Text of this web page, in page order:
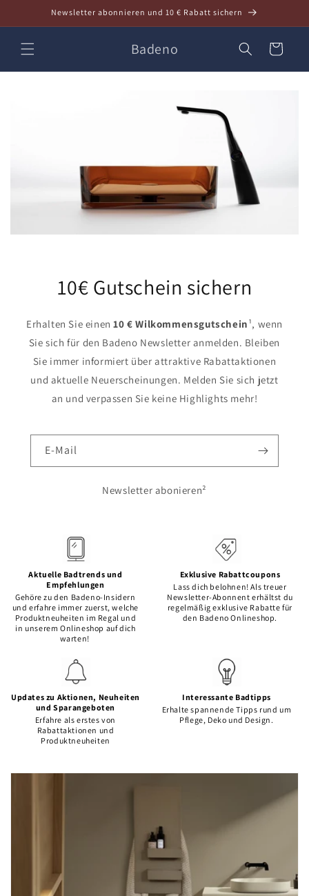
Inhalt
Newsletter abonnieren und 10 € Rabatt sichern
Badeno Warenkorb
10€ Gutschein sichern
Erhalten Sie einen10 € Wilkommensgutschein¹, wenn
Sie sich für den Badeno Newsletter anmelden. Bleiben
Sie immer informiert über attraktive Rabattaktionen
und aktuelle Neuerscheinungen. Melden Sie sich jetzt
an und verpassen Sie keine Highlights mehr!
E-Mail
Newsletter abonieren²
Aktuelle Badtrends und
Empfehlungen
Gehöre zu den Badeno-Insidern
und erfahre immer zuerst, welche
Produktneuheiten im Regal und
in unserem Onlineshop auf dich
warten!
Exklusive Rabattcoupons
Lass dich belohnen! Als treuer
Newsletter-Abonnent erhältst du
regelmäßig exklusive Rabatte für
den Badeno Onlineshop.
Updates zu Aktionen, Neuheiten
und Sparangeboten
Erfahre als erstes von
Rabattaktionen und
Produktneuheiten
Interessante Badtipps
Erhalte spannende Tipps rund um
Pflege, Deko und Design.